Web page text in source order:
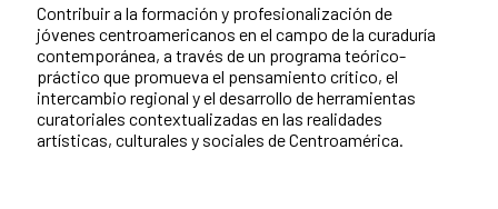
Contribuir a la formación y profesionalización de
jóvenes centroamericanos en el campo de la curaduría
contemporánea, a través de un programa teórico-
práctico que promueva el pensamiento crítico, el
intercambio regional y el desarrollo de herramientas
curatoriales contextualizadas en las realidades
artísticas, culturales y sociales de Centroamérica.